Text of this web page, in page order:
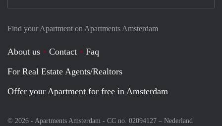
Find your Apartment on Apartments Amsterdam
About us Contact
Faq
For Real Estate Agents/Realtors
Offer your Apartment for free in Amsterdam
© 2026 - Apartments Amsterdam - CC no. 02094127 – Nederland